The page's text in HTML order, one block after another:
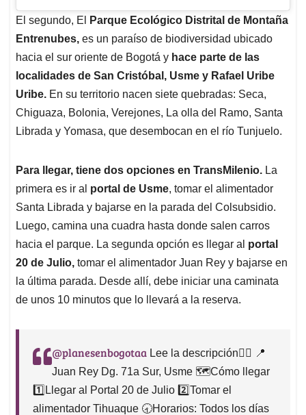
El segundo, El
Parque Ecológico Distrital de Montaña
Entrenubes, es un paraíso de biodiversidad ubicado
hacia el sur oriente de Bogotá y hace parte de las
localidades de San Cristóbal, Usme y Rafael Uribe
Uribe. En su territorio nacen siete quebradas: Seca,
Chiguaza, Bolonia, Verejones, La olla del Ramo, Santa
Librada y Yomasa, que desembocan en el río Tunjuelo.
Para llegar, tiene dos opciones en TransMilenio. La
primera es ir al portal de Usme, tomar el alimentador
Santa Librada y bajarse en la parada del Colsubsidio.
Luego, camina una cuadra hasta donde salen carros
hacia el parque. La segunda opción es llegar al portal
20 de Julio, tomar el alimentador Juan Rey y bajarse en
la última parada. Desde allí, debe iniciar una caminata
de unos 10 minutos que lo llevará a la reserva.
@planesenbogotaa Lee la descripción👇🏻 📍
Juan Rey Dg. 71a Sur, Usme 🗺️Cómo llegar
1️⃣Llegar al Portal 20 de Julio 2️⃣Tomar el
alimentador Tihuaque 🕣Horarios: Todos los días